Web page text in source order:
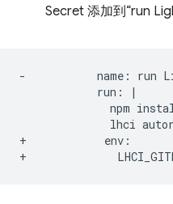
Secret 添加到“run
-           name: run
+            env:
+